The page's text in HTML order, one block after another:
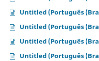
Untitled (Português
Untitled (Português
Untitled (Português
Untitled (Português